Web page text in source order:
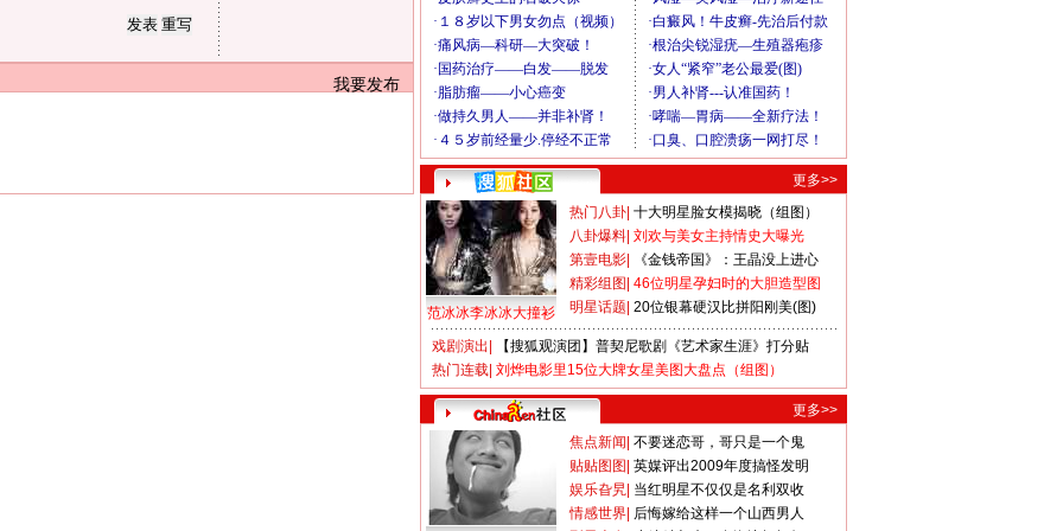
我要发布
更多>>
范冰冰李冰冰大撞衫
热门八卦 十大明星脸女模揭晓（组图）
八卦爆料 刘欢与美女主持情史大曝光
第壹电影
《金钱帝国》：王晶没上进心
精彩组图 46位明星孕妇时的大胆造型图
明星话题 20位银幕硬汉比拼阳刚美(图)
戏剧演出
【搜狐观演团】普契尼歌剧《艺术家生涯》打分贴
热门连载 刘烨电影里15位大牌女星美图大盘点（组图）
更多>>
焦点新闻 不要迷恋哥，哥只是一个鬼
贴贴图图 英媒评出2009年度搞怪发明
娱乐旮旯 当红明星不仅仅是名利双收
情感世界 后悔嫁给这样一个山西男人